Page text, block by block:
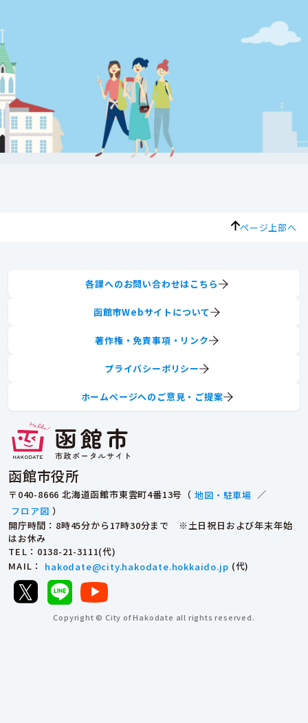
ページ上部へ
函館市役所
〒040-8666 北海道函館市東雲町4番13号（ 地図・駐車場 ／
フロア図 ）
開庁時間：8時45分から17時30分まで ※土日祝日および年末年始
はお休み
TEL ：0138-21-3111(代)
MAIL ： hakodate@city.hakodate.hokkaido.jp (代)
各課へのお問い合わせはこちら
函館市Webサイトについて
著作権・免責事項・リンク
プライバシーポリシー
ホームページへのご意見・ご提案
Copyright © City of Hakodate all rights reserved.